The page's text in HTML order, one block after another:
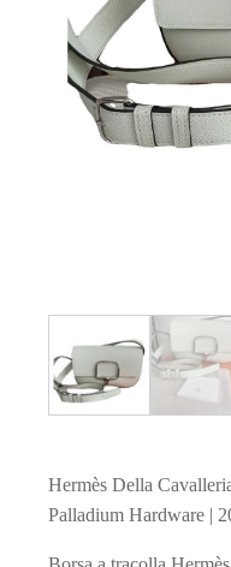
Hermès Della
Palladium Hardware |